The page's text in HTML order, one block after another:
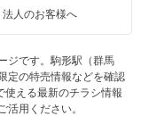
法人のお客様へ
ジです。駒形駅（群馬
定の特売情報などを確認
使える最新のチラシ情報
用ください。